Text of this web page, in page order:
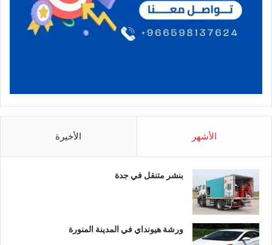
الأشهر الأخيرة
بنشر متنقل في جدة
ورشة هيونداي في المدينة المنورة